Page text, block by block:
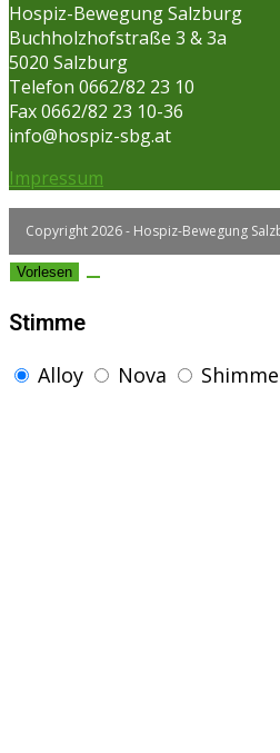
Hospiz-Bewegung Salzburg
Buchholzhofstraße 3 & 3a
5020 Salzburg
Telefon 0662/82 23 10
Fax 0662/82 23 10-36
info@hospiz-sbg.at
Impressum
Copyright 2026 - Hospiz-Bewegung
Vorlesen
Stimme
Alloy
Nova